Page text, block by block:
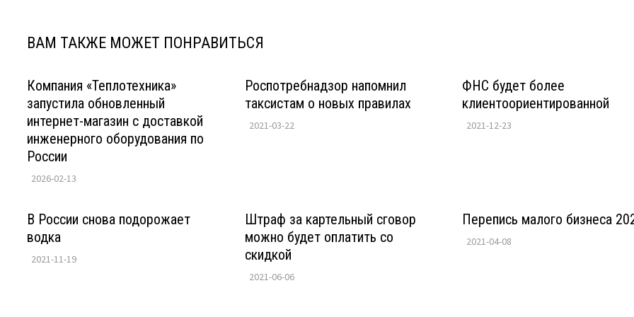
ВАМ ТАКЖЕ МОЖЕТ ПОНРАВИТЬСЯ
Компания «Теплотехника»
запустила обновленный
интернет-магазин с доставкой
инженерного оборудования по
России
2026-02-13
Роспотребнадзор напомнил
таксистам о новых правилах
2021-03-22
ФНС будет более
клиентоориентированной
2021-12-23
В России снова подорожает
водка
2021-11-19
Штраф за картельный сговор
можно будет оплатить со
скидкой
2021-06-06
Перепись малого бизнеса
2021-04-08